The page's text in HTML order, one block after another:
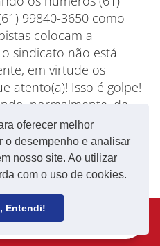
oferecer melhor
o desempenho e analisar
nosso site. Ao utilizar
com o uso de cookies.
Entendi!
99840-3650 como
colocam a
sindicato não está
em virtude os
atento(a)! Isso é golpe!
normalmente, de
17h, nas sedes e
de educadores(as)
o alvará deReceba notícias